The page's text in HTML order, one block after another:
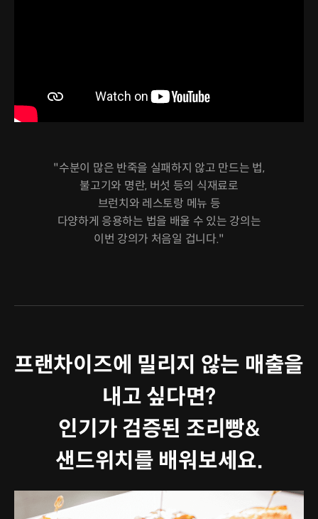
"수분이 많은 반죽을 실패하지 않고 만드는 법,
불고기와 명란, 버섯 등의 식재료로
브런치와 레스토랑 메뉴 등
다양하게 응용하는 법을 배울 수 있는 강의는
이번 강의가 처음일 겁니다."
프랜차이즈에 밀리지 않는 매출을
내고 싶다면?
인기가 검증된 조리빵&
샌드위치를 배워보세요.